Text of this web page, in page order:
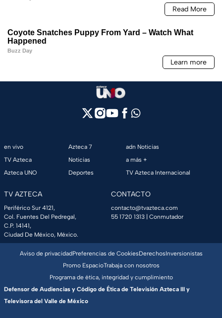
en vivo
TV Azteca
Azteca UNO
Azteca 7
Noticias
Deportes
adn Noticias
a más +
TV Azteca Internacional
TV AZTECA
Periférico Sur 4121,
Col. Fuentes Del Pedregal,
C.P. 14141,
Ciudad De México, México.
CONTACTO
contacto@tvazteca.com
55 1720 1313 | Conmutador
Aviso de privacidadPreferencias de CookiesDerechosInversionistas
Promo EspacioTrabaja con nosotros
Programa de ética, integridad y cumplimiento
Defensor de Audiencias y Código de Ética de Televisión Azteca III y
Televisora del Valle de México